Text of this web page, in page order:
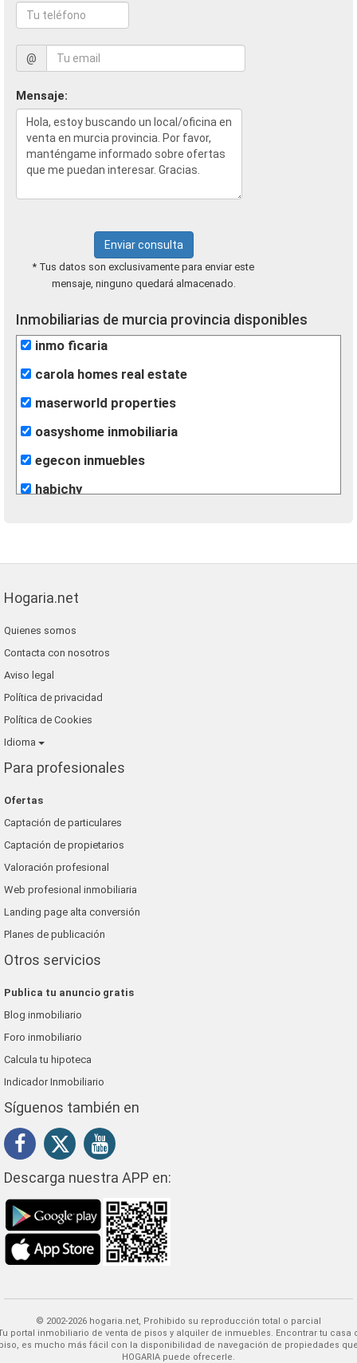
@
Mensaje:
Enviar consulta
* Tus datos son exclusivamente para enviar este
mensaje, ninguno quedará almacenado.
Inmobiliarias de murcia provincia disponibles
inmo ficaria
carola homes real estate
maserworld properties
oasyshome inmobiliaria
egecon inmuebles
habichy
re/max inmomás
Hogaria.net
Quienes somos
Contacta con nosotros
Aviso legal
Política de privacidad
Política de Cookies
Idioma
Para profesionales
Ofertas
Captación de particulares
Captación de propietarios
Valoración profesional
Web profesional inmobiliaria
Landing page alta conversión
Planes de publicación
Otros servicios
Publica tu anuncio gratis
Blog inmobiliario
Foro inmobiliario
Calcula tu hipoteca
Indicador Inmobiliario
Síguenos también en
Descarga nuestra APP en:
© 2002-2026 hogaria.net, Prohibido su reproducción total o parcial
Encontrar tu casa o
es mucho más fácil con la disponibilidad de navegación de propiedades
HOGARIA puede ofrecerle.